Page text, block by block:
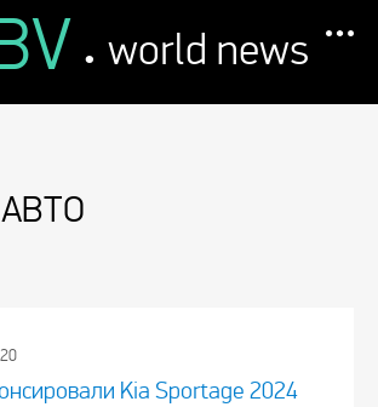
. world news
Kia Sportage 2024